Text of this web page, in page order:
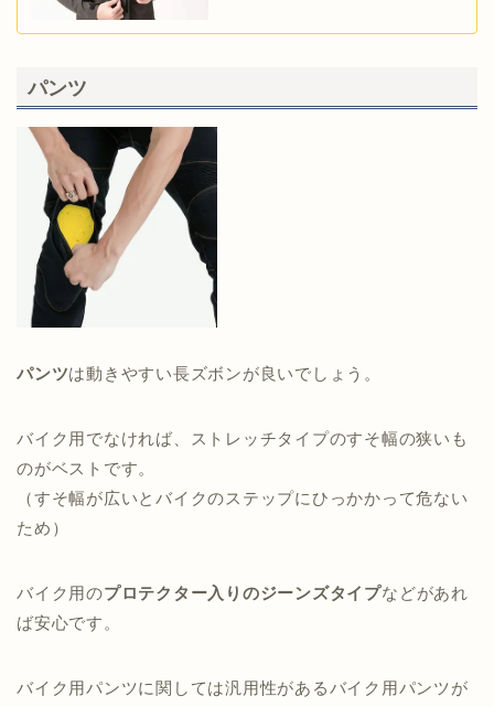
パンツ
パンツは動きやすい長ズボンが良いでしょう。
バイク用でなければ、ストレッチタイプのすそ幅の狭いも
のがベストです。
（すそ幅が広いとバイクのステップにひっかかって危ない
ため）
バイク用のプロテクター入りのジーンズタイプなどがあれ
ば安心です。
バイク用パンツに関しては汎用性があるバイク用パンツが